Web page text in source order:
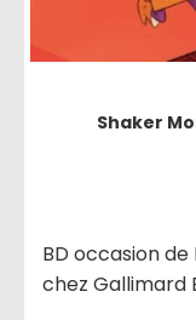
Shaker
BD occasion
chez Gallimard